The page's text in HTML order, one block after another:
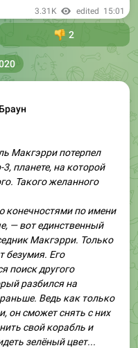
3.31K edited 15:01
2
Макгэрри потерпел
планете, на которой
Такого желанного
конечностями по имени
— вот единственный
Макгэрри. Только
безумия. Его
поиск другого
разбился на
Ведь как только
он сможет снять с них
свой корабль и
зелёный цвет...